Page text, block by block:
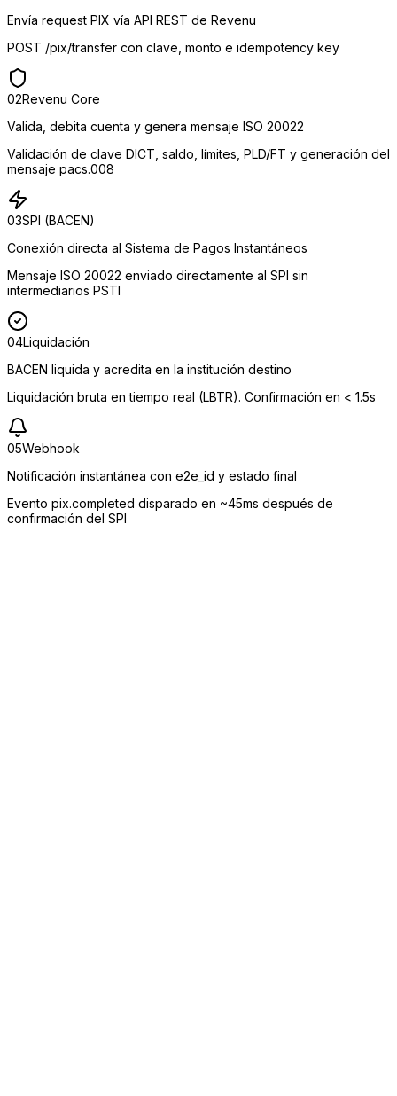
Envía request PIX vía API REST de Revenu
POST /pix/transfer con clave, monto e idempotency key
02Revenu Core
Valida, debita cuenta y genera mensaje ISO 20022
Validación de clave DICT, saldo, límites, PLD/FT y generación del
mensaje pacs.008
03SPI (BACEN)
Conexión directa al Sistema de Pagos Instantáneos
Mensaje ISO 20022 enviado directamente al SPI sin
intermediarios PSTI
04Liquidación
BACEN liquida y acredita en la institución destino
Liquidación bruta en tiempo real (LBTR). Confirmación en < 1.5s
05Webhook
Notificación instantánea con e2e_id y estado final
Evento pix.completed disparado en ~45ms después de
confirmación del SPI